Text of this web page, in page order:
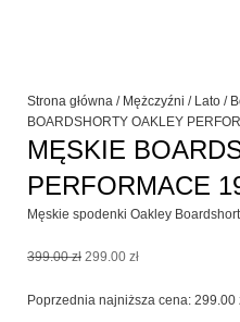
Strona główna / Mężczyźni / Lato /
BOARDSHORTY OAKLEY
MĘSKIE
PERFORMACE
Męskie spodenki Oakley
399.00zł Pierwotna
wynosiła:
299.00 złAktualna
wynosi:
Poprzednia najniższa cena: 299.00